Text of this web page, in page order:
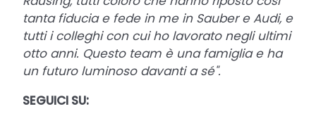
tanta fiducia e fede in me in Sauber e Audi, e
tutti i colleghi con cui ho lavorato negli ultimi
otto anni. Questo team è una famiglia e ha
un futuro luminoso davanti a sé".
SEGUICI SU: